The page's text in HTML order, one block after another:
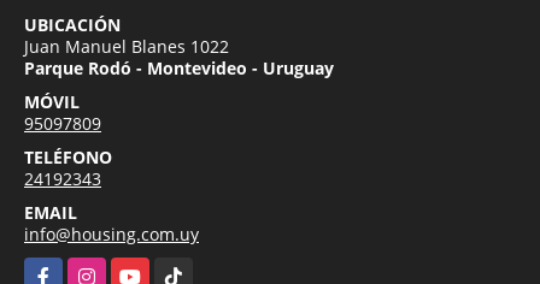
UBICACIÓN
Juan Manuel Blanes 1022
Parque Rodó - Montevideo - Uruguay
MÓVIL
95097809
TELÉFONO
24192343
EMAIL
info@housing.com.uy
FacebookInstagramYouTubeTikTok